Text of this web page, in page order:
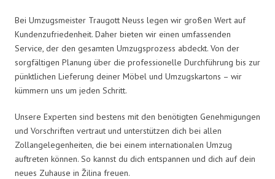
Bei Umzugsmeister Traugott Neuss legen wir großen Wert auf
Kundenzufriedenheit. Daher bieten wir einen umfassenden
Service, der den gesamten Umzugsprozess abdeckt. Von der
sorgfältigen Planung über die professionelle Durchführung bis zur
pünktlichen Lieferung deiner Möbel und Umzugskartons – wir
kümmern uns um jeden Schritt.
Unsere Experten sind bestens mit den benötigten Genehmigungen
und Vorschriften vertraut und unterstützen dich bei allen
Zollangelegenheiten, die bei einem internationalen Umzug
auftreten können. So kannst du dich entspannen und dich auf dein
neues Zuhause in Žilina freuen.